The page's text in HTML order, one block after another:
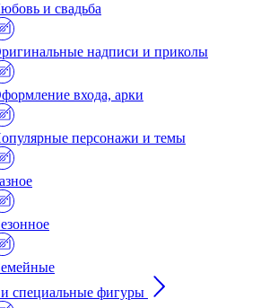
и свадьба
надписи и приколы
входа, арки
персонажи и темы
специальные фигуры